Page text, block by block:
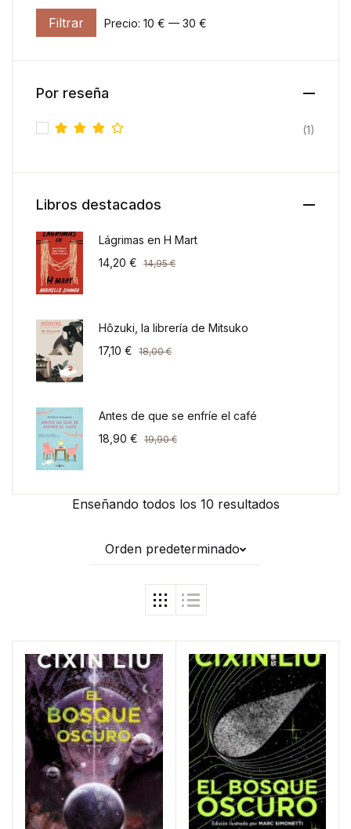
Enseñando todos los 10 resultados
Orden predeterminado
Precio mínimo
Precio máximo
Filtrar Precio: 10 € — 30 €
Por reseña
(1)
Libros destacados
Lágrimas en H Mart
14,20 € 14,95€
Hôzuki, la librería de Mitsuko
17,10 € 18,00€
Antes de que se enfríe el café
18,90 € 19,90€